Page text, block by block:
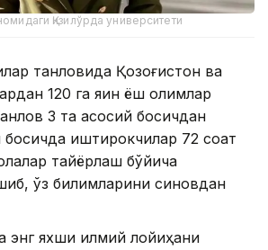
Қизилўрда университети
танловида Қозоғистон ва
120 га яқин ёш олимлар
3 та асосий босқичдан
иштирокчилар 72 соат
тайёрлаш бўйича
ўз билимларини синовдан
энг яхши илмий лойиҳани